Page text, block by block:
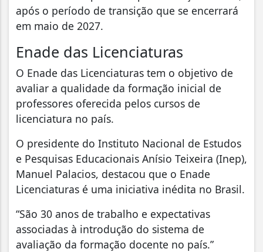
após o período de transição que se encerrará
em maio de 2027.
Enade das Licenciaturas
O Enade das Licenciaturas tem o objetivo de
avaliar a qualidade da formação inicial de
professores oferecida pelos cursos de
licenciatura no país.
O presidente do Instituto Nacional de Estudos
e Pesquisas Educacionais Anísio Teixeira (Inep),
Manuel Palacios, destacou que o Enade
Licenciaturas é uma iniciativa inédita no Brasil.
“São 30 anos de trabalho e expectativas
associadas à introdução do sistema de
avaliação da formação docente no país.”